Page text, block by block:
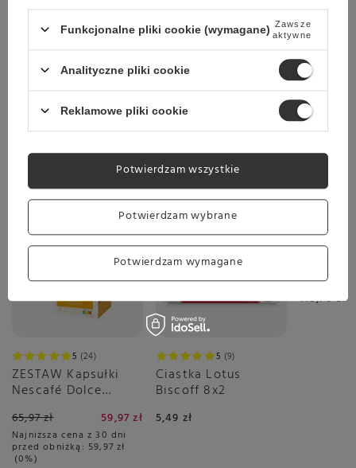
jeszcze dzisiaj
Towar dostępny w magazynie
Darmowa dostawa
Sprawdź cennik
Wybrane specjalnie dla Ciebie
Okazja
5 24
ZESTAW Kapsułki
Nescafé Dolce
Macchiato 3x16
sztuk
65,97 zł 59,97 zł
Najniższa cena z 30 dni
przed obniżką: 59,97 zł
0%
5 9
Ciastka Lotus
Biscoff 8x2
5,49 zł
Crema
118,78 zł
Funkcjonalne pliki cookie (wymagane) Zawsze
aktywne
Analityczne pliki cookie
Reklamowe pliki cookie
Potwierdzam wybrane
Potwierdzam wymagane
Potwierdzam wszystkie